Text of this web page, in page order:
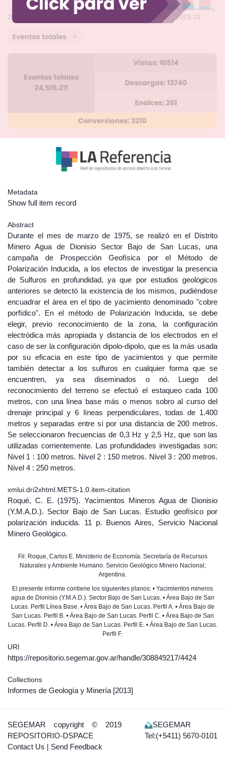
Metadata
Show full item record
Abstract
Durante el mes de marzo de 1975, se realizó en el Distrito
Minero Agua de Dionisio Sector Bajo de San Lucas, una
campaña de Prospección Geofísica por el Método de
Polarización Inducida, a los efectos de investigar la presencia
de Sulfuros en profundidad, ya que por estudios geológicos
anteriores se detectó la existencia de los mismos, pudiéndose
encuadrar el área en el tipo de yacimiento denominado "cobre
porfídico". En el método de Polarización Inducida, se debe
elegir, previo reconocimiento de la zona, la configuración
electródica más apropiada y distancia de los electrodos en el
caso de ser la configuración dipolo-dipolo, que es la más usada
por su eficacia en este tipo de yacimientos y que permite
también detectar a los sulfuros en cualquier forma que se
encuentren, ya sea diseminados o nó. Luego del
reconocimiento del terreno se efectuó el estaqueo cada 100
metros, con una línea base más o menos sobro al curso del
drenaje principal y 6 líneas perpendiculares, todas de 1.400
metros y separadas entre sí por una distancia de 200 metros.
Se seleccionaron frecuencias de 0,3 Hz y 2,5 Hz, que son las
utilizadas corrientemente. Las profundidades investigadas son:
Nivel 1 : 100 metros. Nivel 2 : 150 metros. Nivel 3 : 200 metros.
Nivel 4 : 250 metros.
xmlui.dri2xhtml.METS-1.0.item-citation
Roqué, C. E. (1975). Yacimientos Mineros Agua de Dionisio
(Y.M.A.D.). Sector Bajo de San Lucas. Estudio geofísico por
polarización inducida. 11 p. Buenos Aires, Servicio Nacional
Minero Geológico.
Fil: Roque, Carlos E. Ministerio de Economía. Secretaría de Recursos
Naturales y Ambiente Humano. Servicio Geológico Minero Nacional;
Argentina.
El presente informe contiene los siguientes planos: • Yacimientos mineros
agua de Dionisio (Y.M.A.D.). Sector Bajo de San Lucas. • Área Bajo de San
Lucas. Perfil Línea Base. • Área Bajo de San Lucas. Perfil A. • Área Bajo de
San Lucas. Perfil B. • Área Bajo de San Lucas. Perfil C. • Área Bajo de San
Lucas. Perfil D. • Área Bajo de San Lucas. Perfil E. • Área Bajo de San Lucas.
Perfil F.
URI
https://repositorio.segemar.gov.ar/handle/308849217/4424
Collections
Informes de Geología y Minería [2013]
SEGEMAR copyright © 2019
REPOSITORIO-DSPACE
Contact Us | Send Feedback
SEGEMAR
Tel:(+5411) 5670-0101